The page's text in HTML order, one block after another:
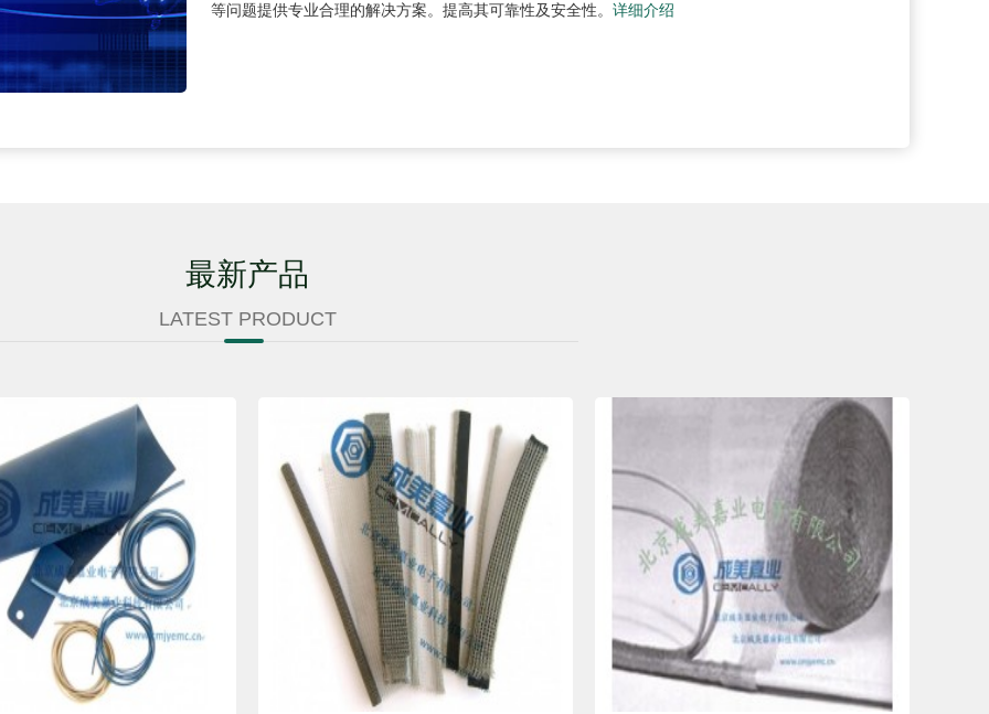
等问题提供专业合理的解决方案。提高其可靠性及安全性。 详细介绍
最新产品
LATEST PRODUCT